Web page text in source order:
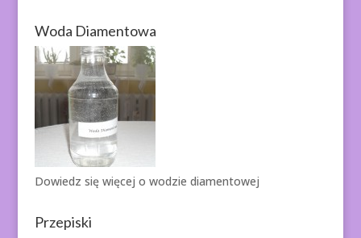
Woda Diamentowa
Dowiedz się więcej o wodzie diamentowej
Przepiski